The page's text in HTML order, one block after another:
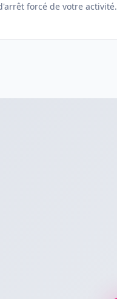
forcé de votre activité.